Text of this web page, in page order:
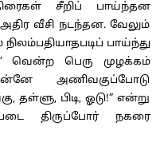
சீறிப் பாய்ந்தன
வீசி நடந்தன. வேலும்
பாய்ந்து
வென்ற பெரு முழக்கம்
அணிவகுப்போடு
பிடி, ஓடு!” என்று
திருப்போர் நகரை